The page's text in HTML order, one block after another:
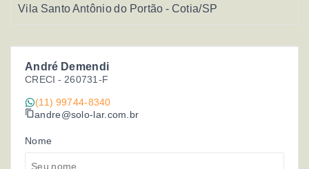
André Demendi
CRECI - 260731-F
(11) 99744-8340
andre@solo-lar.com.br
Nome
Vila Santo Antônio do Portão - Cotia/SP